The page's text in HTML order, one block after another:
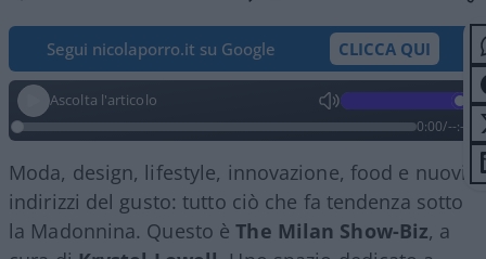
Segui nicolaporro.it su Google CLICCA QUI
Ascolta l'articolo
0:00/--:--
Moda, design, lifestyle, innovazione, food e nuovi
indirizzi del gusto: tutto ciò che fa tendenza sotto
la Madonnina. Questo èThe Milan Show-Biz, a